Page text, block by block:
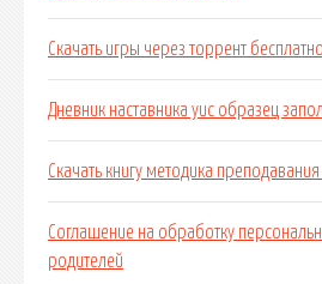
Скачать игры через торрент
Дневник наставника уис образец
Скачать книгу методика
Соглашение на обработку
родителей